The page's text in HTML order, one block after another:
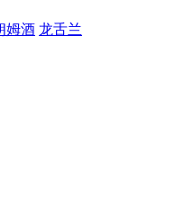
姆酒 龙舌兰